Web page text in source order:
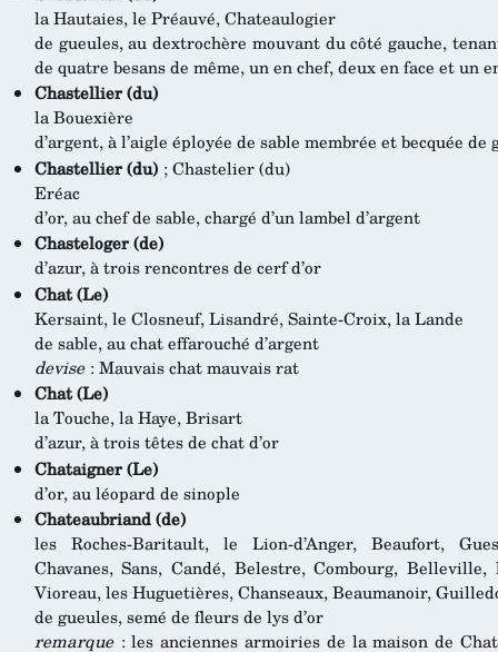
la Hautaies, le Préauvé, Chateaulogier
de gueules, au dextrochère mouvant du côté gauche,
de quatre besans de même, un en chef, deux en face et un
Chastellier (du)
la Bouexière
d’argent, à l’aigle éployée de sable membrée et becquée de
Chastellier (du); Chastelier (du)
Eréac
d’or, au chef de sable, chargé d’un lambel d’argent
Chasteloger (de)
d’azur, à trois rencontres de cerf d’or
Chat (Le)
Kersaint, le Closneuf, Lisandré, Sainte-Croix, la Lande
de sable, au chat effarouché d’argent
devise: Mauvais chat mauvais rat
Chat (Le)
la Touche, la Haye, Brisart
d’azur, à trois têtes de chat d’or
Chataigner (Le)
d’or, au léopard de sinople
Chateaubriand (de)
les Roches-Baritault, le Lion-d’Anger, Beaufort,
Chavanes, Sans, Candé, Belestre, Combourg,
Vioreau, les Huguetières, Chanseaux, Beaumanoir,
de gueules, semé de fleurs de lys d’or
remarque: les anciennes armoiries de la maison de